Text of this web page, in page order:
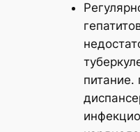
питание.